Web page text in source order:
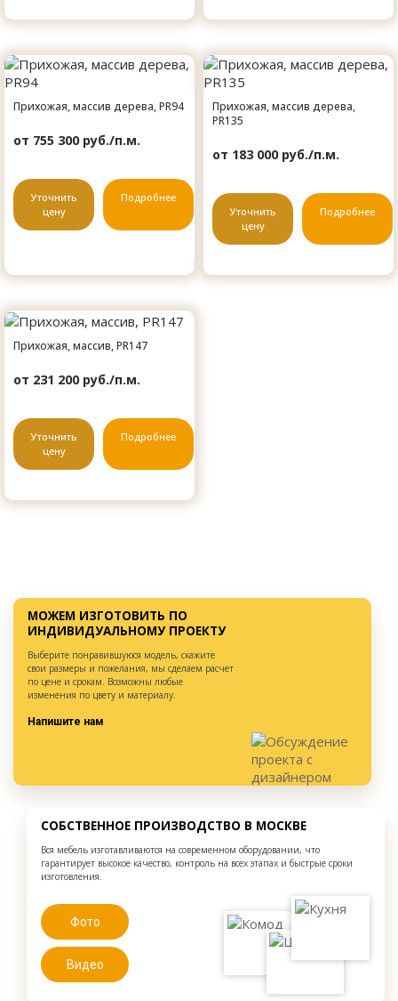
Прихожая, массив дерева, PR94
от 755 300 руб./п.м.
Уточнить
цену
Подробнее
Прихожая, массив дерева,
PR135
от 183 000 руб./п.м.
Уточнить
цену
Подробнее
Прихожая, массив, PR147
от 231 200 руб./п.м.
Уточнить
цену
Подробнее
МОЖЕМ ИЗГОТОВИТЬ ПО
ИНДИВИДУАЛЬНОМУ ПРОЕКТУ
Выберите понравившуюся модель, скажите
свои размеры и пожелания, мы сделаем расчет
по цене и срокам. Возможны любые
изменения по цвету и материалу.
Напишите нам
СОБСТВЕННОЕ ПРОИЗВОДСТВО В МОСКВЕ
Вся мебель изготавливаются на современном оборудовании, что
гарантирует высокое качество, контроль на всех этапах и быстрые сроки
изготовления.
Фото
Видео